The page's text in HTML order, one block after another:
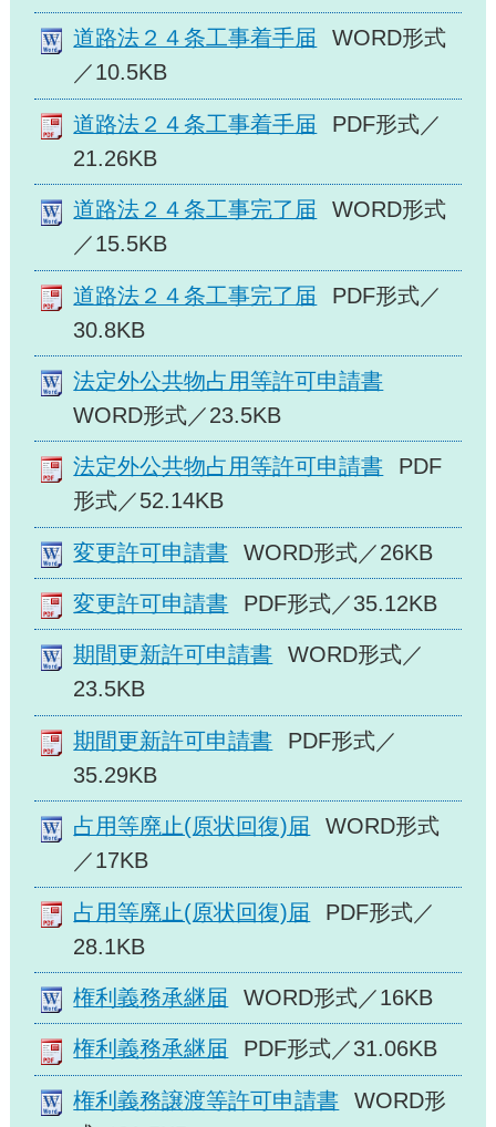
道路法２４条工事着手届
WORD形式
／10.5KB
道路法２４条工事着手届
PDF形式／
21.26KB
道路法２４条工事完了届
WORD形式
／15.5KB
道路法２４条工事完了届
PDF形式／
30.8KB
法定外公共物占用等許可申請書
WORD形式／23.5KB
法定外公共物占用等許可申請書
PDF
形式／52.14KB
変更許可申請書 WORD形式／26KB
変更許可申請書 PDF形式／35.12KB
期間更新許可申請書
WORD形式／
23.5KB
期間更新許可申請書
PDF形式／
35.29KB
占用等廃止(原状回復)届
WORD形式
／17KB
占用等廃止(原状回復)届
PDF形式／
28.1KB
権利義務承継届 WORD形式／16KB
権利義務承継届 PDF形式／31.06KB
権利義務譲渡等許可申請書
WORD形